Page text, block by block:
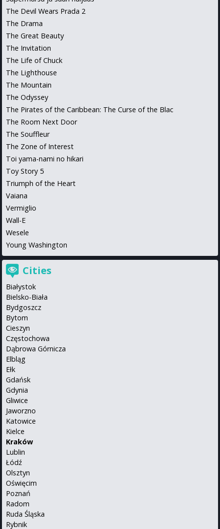
The Devil Wears Prada 2
The Drama
The Great Beauty
The Invitation
The Life of Chuck
The Lighthouse
The Mountain
The Odyssey
The Pirates of the Caribbean: The Curse of the Blac
The Room Next Door
The Souffleur
The Zone of Interest
Toi yama-nami no hikari
Toy Story 5
Triumph of the Heart
Vaiana
Vermiglio
Wall-E
Wesele
Young Washington
Cities
Białystok
Bielsko-Biała
Bydgoszcz
Bytom
Cieszyn
Częstochowa
Dąbrowa Górnicza
Elbląg
Ełk
Gdańsk
Gdynia
Gliwice
Jaworzno
Katowice
Kielce
Kraków
Lublin
Łódź
Olsztyn
Oświęcim
Poznań
Radom
Ruda Śląska
Rybnik